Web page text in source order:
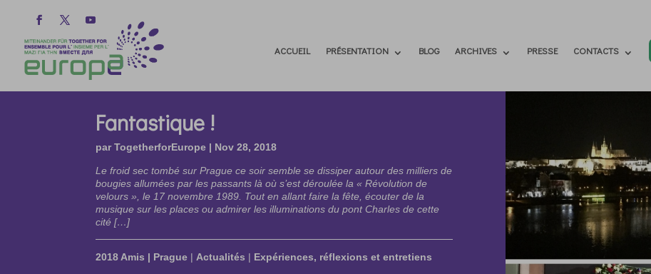
ACCUEIL PRÉSENTATION BLOG ARCHIVES PRESSE CONTACTS
Fantastique !
parTogetherforEurope | Nov 28, 2018
Le froid sec tombé sur Prague ce soir semble se dissiper autour des milliers de
bougies allumées par les passants là où s’est déroulée la « Révolution de
velours », le 17 novembre 1989. Tout en allant faire la fête, écouter de la
musique sur les places ou admirer les illuminations du pont Charles de cette
cité […]
2018 Amis | Prague | Actualités | Expériences, réflexions et entretiens